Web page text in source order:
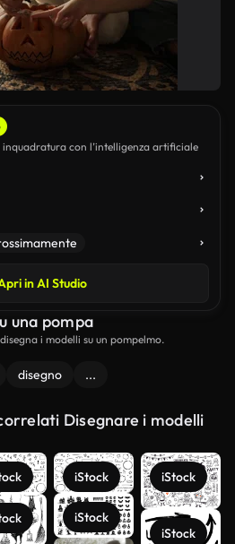
inquadratura con l’intelligenza artificiale
in AI Studio
una pompa
i modelli su un pompelmo.
disegno ...
Disegnare i modelli
iStock
iStock
iStock
iStock